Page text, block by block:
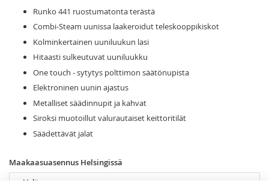
Runko 441 ruostumatonta terästä
Combi-Steam uunissa laakeroidut teleskooppikiskot
Kolminkertainen uuniluukun lasi
Hitaasti sulkeutuvat uuniluukku
One touch - sytytys polttimon säätönupista
Elektroninen uunin ajastus
Metalliset säädinnupit ja kahvat
Siroksi muotoillut valurautaiset keittoritilät
Säädettävät jalat
Maakaasuasennus Helsingissä